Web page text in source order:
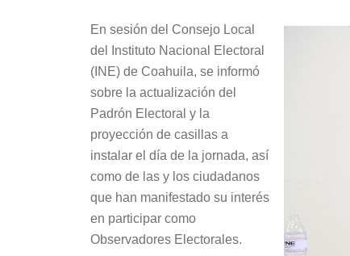
En sesión del Consejo Local
del Instituto Nacional Electoral
(INE) de Coahuila, se informó
sobre la actualización del
Padrón Electoral y la
proyección de casillas a
instalar el día de la jornada, así
como de las y los ciudadanos
que han manifestado su interés
en participar como
Observadores Electorales.